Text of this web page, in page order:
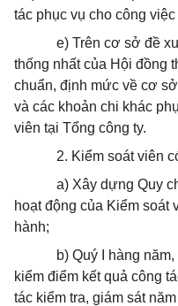
tác phục vụ cho công
e) Trên cơ sở đề
thống nhất của Hội đồng
chuẩn, định mức về cơ
và các khoản chi khác
viên tại Tổng công ty.
2. Kiểm soát viên
a) Xây dựng Quy
hoạt động của Kiểm soát
hành;
b) Quý I hàng
kiểm điểm kết quả công
tác kiểm tra, giám sát